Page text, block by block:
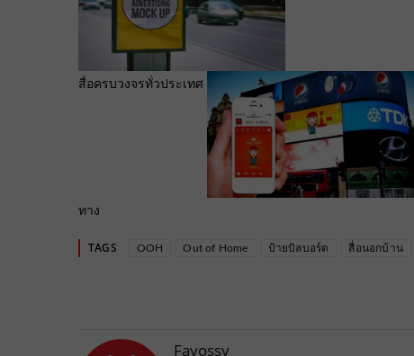
สื่อครบวงจรทั่วประเทศ
ทาง
TAGS OOH Out of Home ป้ายบิลบอร์ด สื่อนอกบ้าน
Fayossy